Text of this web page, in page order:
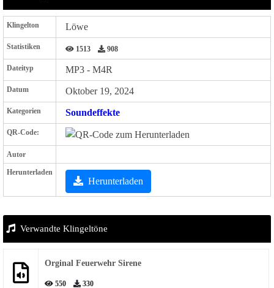
Klingelton Löwe
Statistiken 1513 908
Dateityp MP3 - M4R
Datum Oktober 19, 2024
Kategorien Soundeffekte
QR-Code:
Autor
Herunterladen
Herunterladen
Verwandte Klingeltöne
Orginal Feuerwehr Sirene
550 330